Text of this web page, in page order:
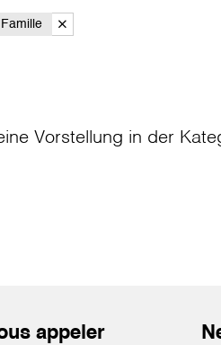
Vorstellung in der
appeler